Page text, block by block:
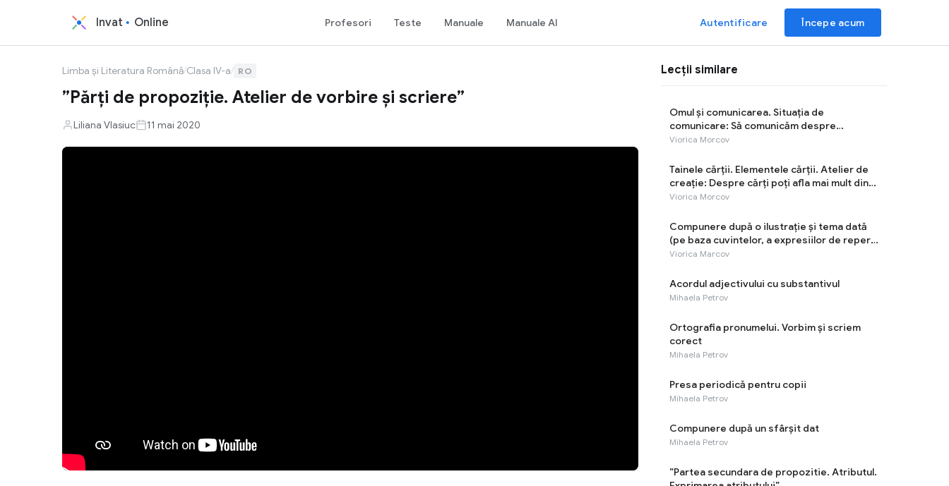
Invat Online Profesori Teste Manuale Manuale AI Autentificare Începe acum
Limba și Literatura Română/Clasa IV-a/ RO
”Părți de propoziție. Atelier de vorbire și scriere”
Liliana Vlasiuc 11 mai 2020
Lecții similare
Omul și comunicarea. Situația de
comunicare: Să comunicăm despre
sârguinţă
Viorica Morcov
Tainele cărţii. Elementele cărţii. Atelier de
creație: Despre cărți poți afla mai mult din
prefață și postfață
Viorica Morcov
Compunere după o ilustrație și tema dată
(pe baza cuvintelor, a expresiilor de reper).
Atelier de creație: Munca - cea mai rodnică
Viorica Marcov
Acordul adjectivului cu substantivul
Mihaela Petrov
Ortografia pronumelui. Vorbim și scriem
corect
Mihaela Petrov
Presa periodică pentru copii
Mihaela Petrov
Compunere după un sfârșit dat
Mihaela Petrov
”Partea secundara de propozitie. Atributul.